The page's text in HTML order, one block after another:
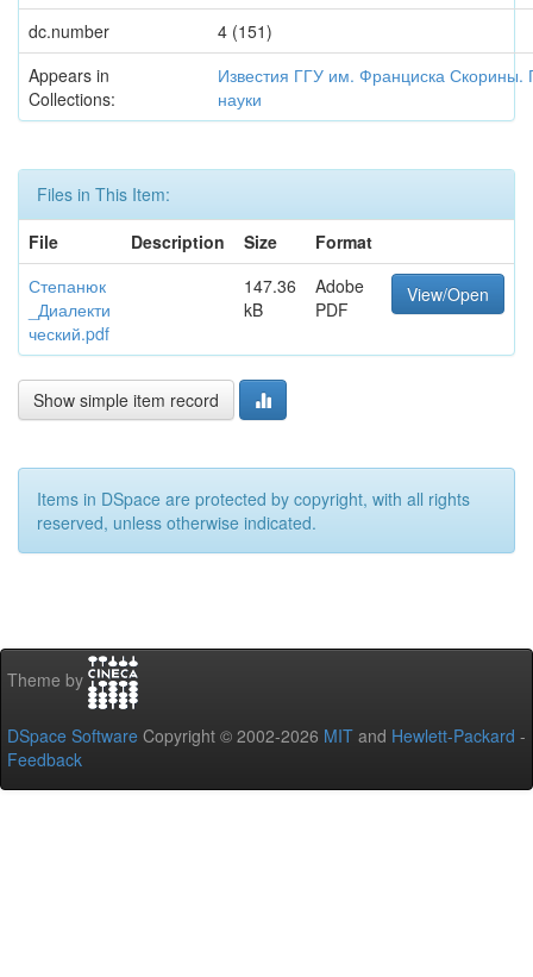
dc.number
4 (151)
Appears in
Collections:
Известия ГГУ им. Франциска Скорины.
науки
Files in This Item:
File
Description Size
Format
Степанюк
_Диалекти
ческий.pdf
147.36
kB
Adobe
PDF
View/Open
Show simple item record
Items in DSpace are protected by copyright, with all rights
reserved, unless otherwise indicated.
Theme by
DSpace Software Copyright © 2002-2026 MIT and Hewlett-Packard -
Feedback